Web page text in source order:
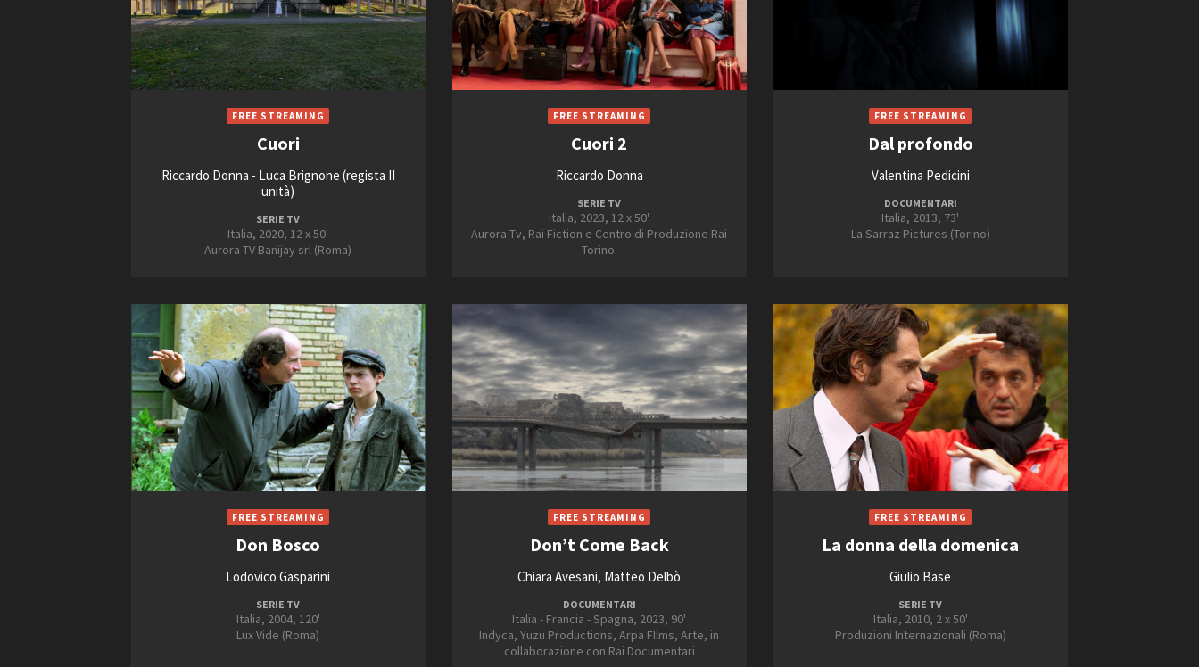
Cuori
Riccardo Donna - Luca Brignone (regista II
unità)
SERIE TV
Italia, 2020, 12 x 50'
Aurora TV Banijay srl (Roma)
Cuori 2
Riccardo Donna
SERIE TV
Italia, 2023, 12 x 50'
Aurora Tv, Rai Fiction e Centro di Produzione Rai
Torino.
Dal profondo
Valentina Pedicini
DOCUMENTARI
Italia, 2013, 73'
La Sarraz Pictures (Torino)
Don Bosco
Lodovico Gasparini
SERIE TV
Italia, 2004, 120'
Lux Vide (Roma)
Don’t Come Back
Chiara Avesani, Matteo Delbò
DOCUMENTARI
Italia - Francia - Spagna, 2023, 90'
Indyca, Yuzu Productions, Arpa FIlms, Arte, in
collaborazione con Rai Documentari
La donna della domenica
Giulio Base
SERIE TV
Italia, 2010, 2 x 50'
Produzioni Internazionali (Roma)